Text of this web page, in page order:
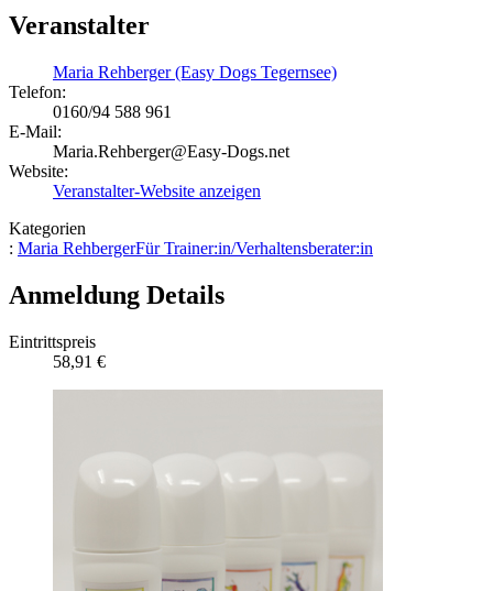
Veranstalter
Maria Rehberger (Easy Dogs Tegernsee)
Telefon:
0160/94 588 961
E-Mail:
Maria.Rehberger@Easy-Dogs.net
Website:
Veranstalter-Website anzeigen
Kategorien
: Maria RehbergerFür Trainer:in/Verhaltensberater:in
Anmeldung Details
Eintrittspreis
58,91 €